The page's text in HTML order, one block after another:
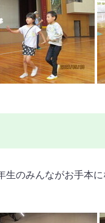
のみんながお手本